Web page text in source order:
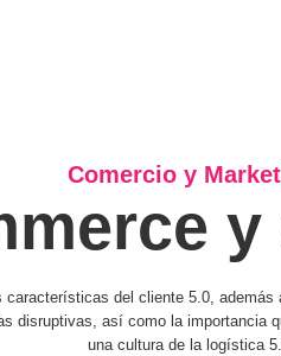
Comercio y
del cliente 5.0,
disruptivas, así como la importancia
una cultura de la logística